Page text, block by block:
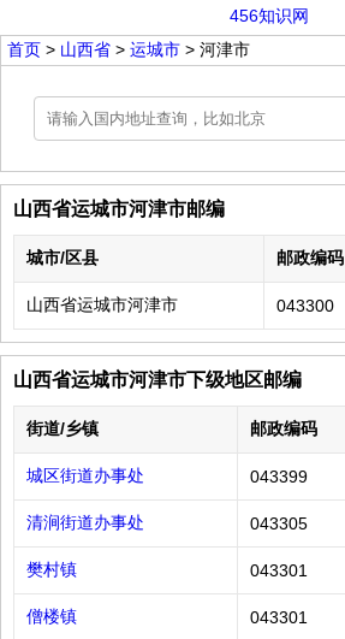
456知识网
首页 > 山西省 > 运城市 > 河津市
山西省运城市河津市邮编
城市/区县 邮政编码
山西省运城市河津市 043300
山西省运城市河津市下级地区邮编
街道/乡镇 邮政编码
城区街道办事处 043399
清涧街道办事处 043305
樊村镇 043301
僧楼镇 043301